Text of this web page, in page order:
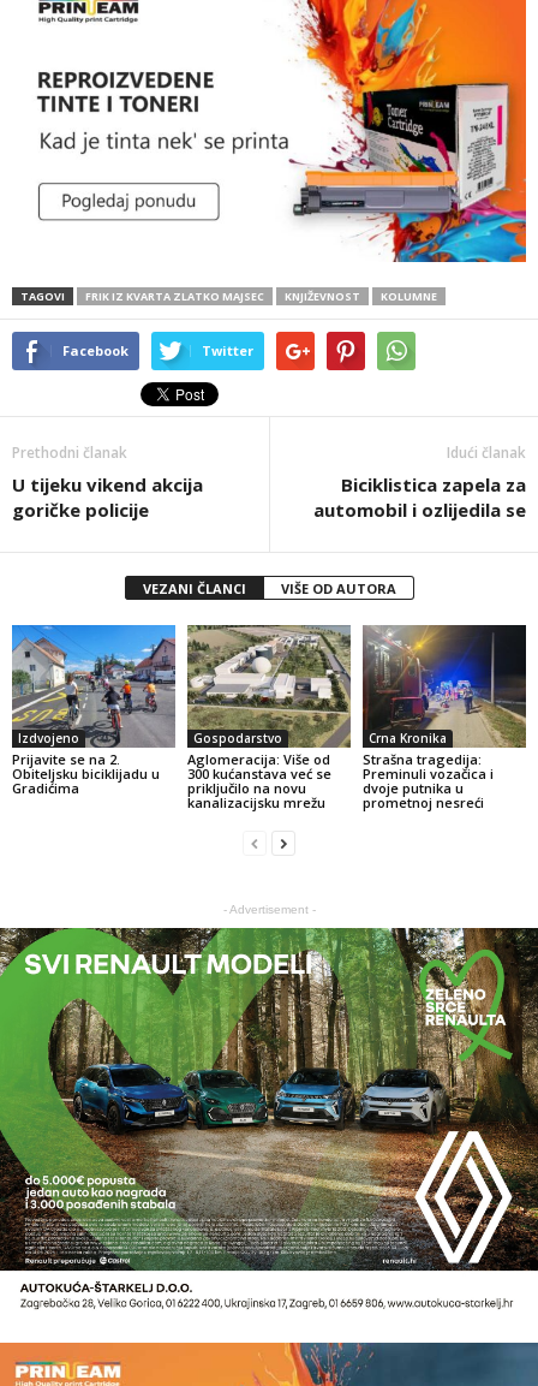
TAGOVI FRIK IZ KVARTA ZLATKO MAJSEC KNJIŽEVNOST KOLUMNE
Facebook Twitter
Prethodni članak
U tijeku vikend akcija
goričke policije
Idući članak
Biciklistica zapela za
automobil i ozlijedila se
VEZANI ČLANCI VIŠE OD AUTORA
Izdvojeno
Prijavite se na 2.
Obiteljsku biciklijadu u
Gradićima
Gospodarstvo
Aglomeracija: Više od
300 kućanstava već se
priključilo na novu
kanalizacijsku mrežu
Crna Kronika
Strašna tragedija:
Preminuli vozačica i
dvoje putnika u
prometnoj nesreći
- Advertisement -